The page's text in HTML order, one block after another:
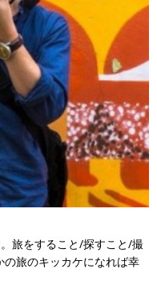
旅をすること/探すこと/撮
旅のキッカケになれば幸